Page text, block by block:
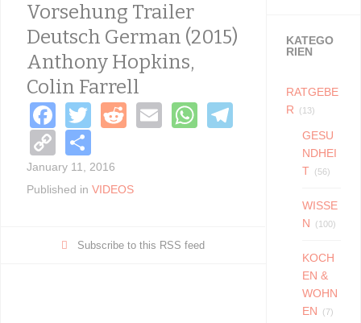
Vorsehung Trailer
Deutsch German (2015)
Anthony Hopkins,
Colin Farrell
F
a
c
e
o
T
tt
er
R
di
E
W
p
C
o
p
Li
h
ar
January 11, 2016
Published in VIDEOS
Subscribe to this RSS feed
KATEGO
RIEN
RATGEBE
R
(13)
GESU
NDHEI
T
(56)
WISSE
N
(100)
KOCH
EN &
WOHN
EN
(7)